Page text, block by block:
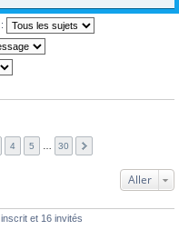
4 5 30
Aller
et 16 invités